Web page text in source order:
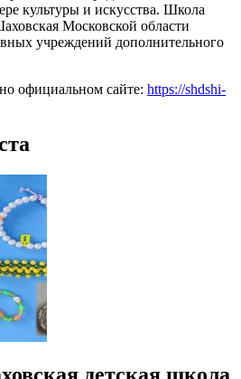
культуры и искусства. Школа
Московской области
учреждений дополнительного
официальном сайте: https://shdshi-